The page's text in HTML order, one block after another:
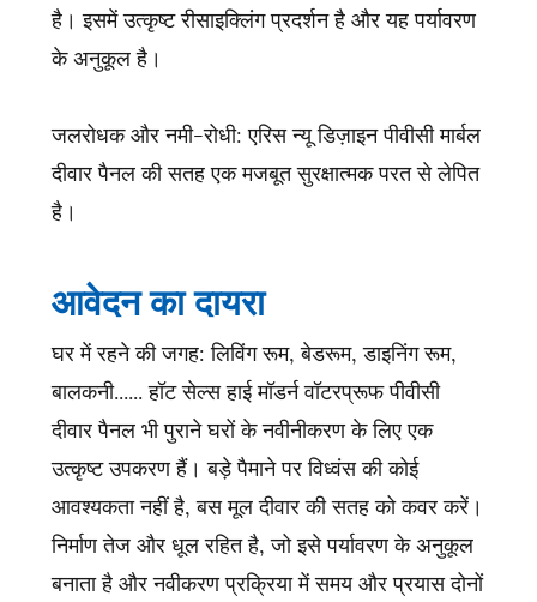
है। इसमें उत्कृष्ट रीसाइक्लिंग प्रदर्शन है और यह पर्यावरण
के अनुकूल है।
जलरोधक और नमी-रोधी: एरिस न्यू डिज़ाइन पीवीसी मार्बल
दीवार पैनल की सतह एक मजबूत सुरक्षात्मक परत से लेपित
है।
आवेदन का दायरा
घर में रहने की जगह: लिविंग रूम, बेडरूम, डाइनिंग रूम,
बालकनी...... हॉट सेल्स हाई मॉडर्न वॉटरप्रूफ पीवीसी
दीवार पैनल भी पुराने घरों के नवीनीकरण के लिए एक
उत्कृष्ट उपकरण हैं। बड़े पैमाने पर विध्वंस की कोई
आवश्यकता नहीं है, बस मूल दीवार की सतह को कवर करें।
निर्माण तेज और धूल रहित है, जो इसे पर्यावरण के अनुकूल
बनाता है और नवीकरण प्रक्रिया में समय और प्रयास दोनों